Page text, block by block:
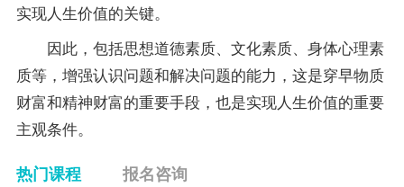
实现人生价值的关键。
因此，包括思想道德素质、文化素质、身体心理素
质等，增强认识问题和解决问题的能力，这是穿早物质
财富和精神财富的重要手段，也是实现人生价值的重要
主观条件。
热门课程 报名咨询